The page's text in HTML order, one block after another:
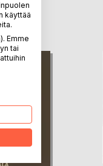
käyttää
Emme
tai